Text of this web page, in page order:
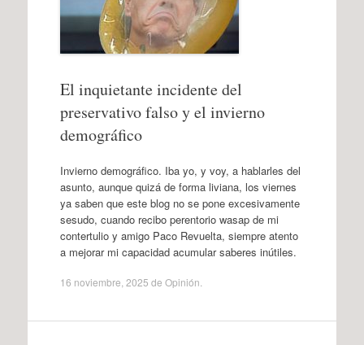
El inquietante incidente del
preservativo falso y el invierno
demográfico
Invierno demográfico. Iba yo, y voy, a hablarles del
asunto, aunque quizá de forma liviana, los viernes
ya saben que este blog no se pone excesivamente
sesudo, cuando recibo perentorio wasap de mi
contertulio y amigo Paco Revuelta, siempre atento
a mejorar mi capacidad acumular saberes inútiles.
16 noviembre, 2025 de Opinión